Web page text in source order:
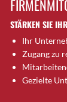
Brugg AG
Brütten
Bubendorf
Bubikon
Buchs (SG)
STÄRKEN SIE
Ihr
Zugang zu
Gezielte